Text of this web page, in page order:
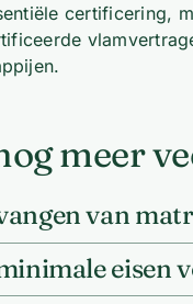
certificering,
meer
van
eisen